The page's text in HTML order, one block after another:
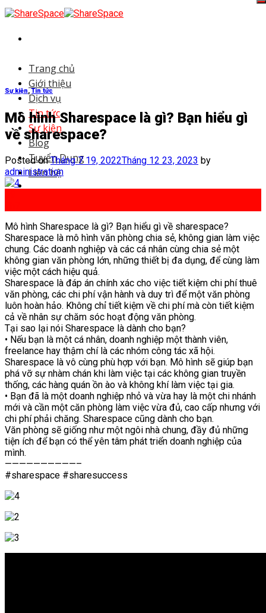
Skip
to
Trang chủ
Giới thiệu
Dịch vụ
Tin tức
Sự kiện
Blog
Tuyển Dụng
Liên hệ
Sự kiện,Tin tức
Mô hình Sharespace là gì? Bạn hiểu gì
về sharespace?
Posted onTháng 7 19, 2022Tháng 12 23, 2023 by
administration
Mô hình Sharespace là gì? Bạn hiểu gì về sharespace?
Sharespace là mô hình văn phòng chia sẻ, không gian làm việc
chung. Các doanh nghiệp và các cá nhân cùng chia sẻ một
không gian văn phòng lớn, những thiết bị đa dụng, để cùng làm
việc một cách hiệu quả.
Sharespace là đáp án chính xác cho việc tiết kiệm chi phí thuê
văn phòng, các chi phí vận hành và duy trì để một văn phòng
luôn hoàn hảo. Không chỉ tiết kiệm về chi phí mà còn tiết kiệm
cả về nhân sự chăm sóc hoạt động văn phòng.
Tại sao lại nói Sharespace là dành cho bạn?
• Nếu bạn là một cá nhân, doanh nghiệp một thành viên,
freelance hay thậm chí là các nhóm công tác xã hội.
Sharespace là vô cùng phù hợp với bạn. Mô hình sẽ giúp bạn
phá vỡ sự nhàm chán khi làm việc tại các không gian truyền
thống, các hàng quán ồn ào và không khí làm việc tại gia.
• Bạn đã là một doanh nghiệp nhỏ và vừa hay là một chi nhánh
mới và cần một căn phòng làm việc vừa đủ, cao cấp nhưng với
chi phí phải chăng. Sharespace cũng dành cho bạn.
Văn phòng sẽ giống như một ngôi nhà chung, đầy đủ những
tiện ích để bạn có thể yên tâm phát triển doanh nghiệp của
mình.
——————————–
#sharespace #sharesuccess